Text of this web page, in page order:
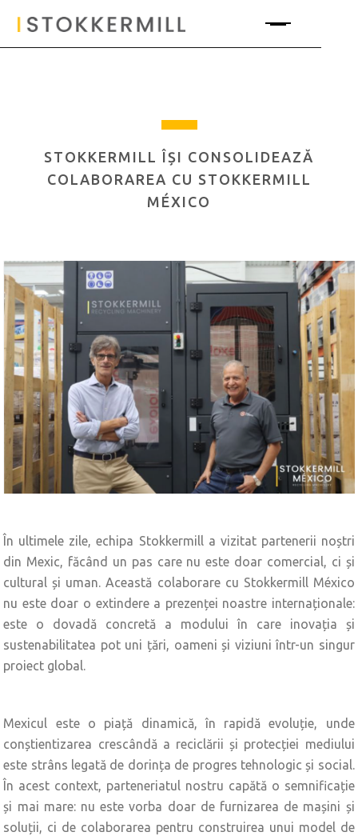
STOKKERMILL ÎȘI CONSOLIDEAZĂ
COLABORAREA CU STOKKERMILL
MÉXICO
În ultimele zile, echipa Stokkermill a vizitat partenerii noștri
din Mexic, făcând un pas care nu este doar comercial, ci și
cultural și uman. Această colaborare cu Stokkermill México
nu este doar o extindere a prezenței noastre internaționale:
este o dovadă concretă a modului în care inovația și
sustenabilitatea pot uni țări, oameni și viziuni într-un singur
proiect global.
Mexicul este o piață dinamică, în rapidă evoluție, unde
conștientizarea crescândă a reciclării și protecției mediului
este strâns legată de dorința de progres tehnologic și social.
În acest context, parteneriatul nostru capătă o semnificație
și mai mare: nu este vorba doar de furnizarea de mașini și
soluții, ci de colaborarea pentru construirea unui model de